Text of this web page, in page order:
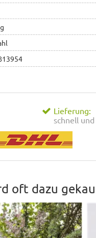
Lieferung:
schnell
oft dazu